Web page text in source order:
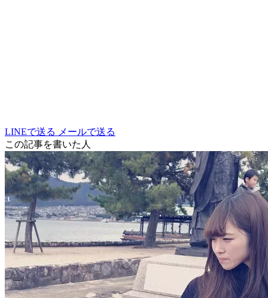
LINEで送る メールで送る
この記事を書いた人